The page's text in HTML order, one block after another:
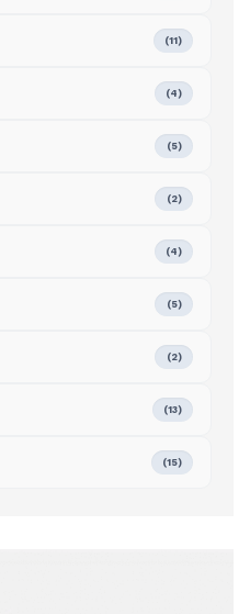
(11)
(4)
(5)
(2)
(4)
(5)
(2)
(13)
(15)